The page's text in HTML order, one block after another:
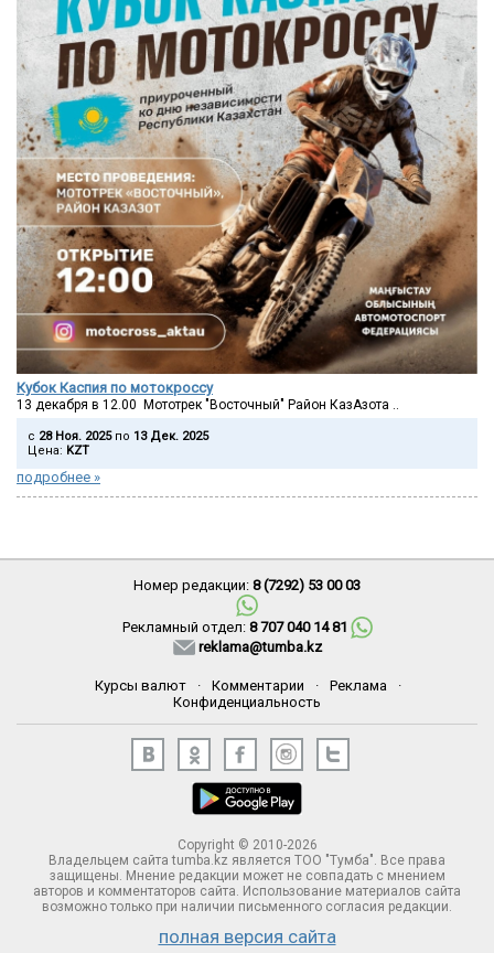
Кубок Каспия по мотокроссу
13 декабря в 12.00 Мототрек "Восточный" Район КазАзота ..
c 28 Ноя. 2025по 13 Дек. 2025
Цена: KZT
подробнее »
Номер редакции: 8 (7292) 53 00 03
Рекламный отдел: 8 707 040 14 81
reklama@tumba.kz
Курсы валют · Комментарии · Реклама
·
Конфиденциальность
Copyright © 2010-2026
Владельцем сайта tumba.kz является ТОО "Тумба". Все права
защищены. Мнение редакции может не совпадать с мнением
авторов и комментаторов сайта. Использование материалов сайта
возможно только при наличии письменного согласия редакции.
полная версия сайта